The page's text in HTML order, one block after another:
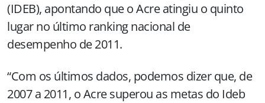
(IDEB), apontando que o Acre atingiu o quinto
lugar no último ranking nacional de
desempenho de 2011.
“Com os últimos dados, podemos dizer que, de
2007 a 2011, o Acre superou as metas do Ideb